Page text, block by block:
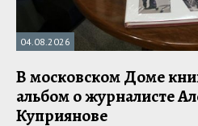
04.08.2026
В московском Доме
альбом о журналисте
Куприянове